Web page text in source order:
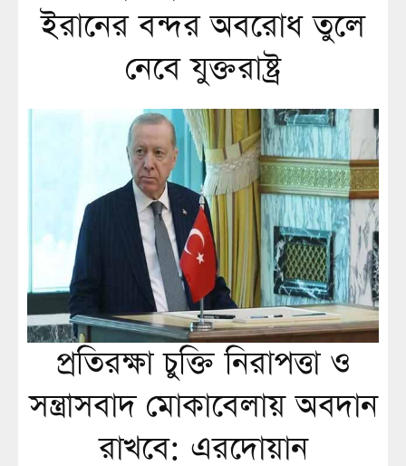
ইরানের বন্দর অবরোধ তুলে
নেবে যুক্তরাষ্ট্র
প্রতিরক্ষা চুক্তি নিরাপত্তা ও
সন্ত্রাসবাদ মোকাবেলায় অবদান
রাখবে: এরদোয়ান